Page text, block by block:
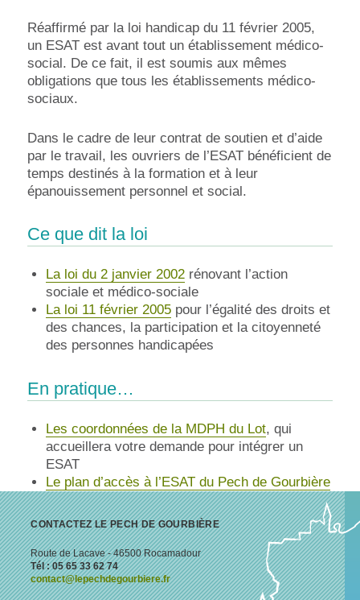
Réaffirmé par la loi handicap du 11 février 2005,
un ESAT est avant tout un établissement médico-
social. De ce fait, il est soumis aux mêmes
obligations que tous les établissements médico-
sociaux.
Dans le cadre de leur contrat de soutien et d’aide
par le travail, les ouvriers de l’ESAT bénéficient de
temps destinés à la formation et à leur
épanouissement personnel et social.
Ce que dit la loi
La loi du 2 janvier 2002 rénovant l’action
sociale et médico-sociale
La loi 11 février 2005 pour l’égalité des droits et
des chances, la participation et la citoyenneté
des personnes handicapées
En pratique…
Les coordonnées de la MDPH du Lot, qui
accueillera votre demande pour intégrer un
ESAT
Le plan d’accès à l’ESAT du Pech de Gourbière
CONTACTEZ LE PECH DE GOURBIÈRE
Route de Lacave - 46500 Rocamadour
Tél : 05 65 33 62 74
contact@lepechdegourbiere.fr